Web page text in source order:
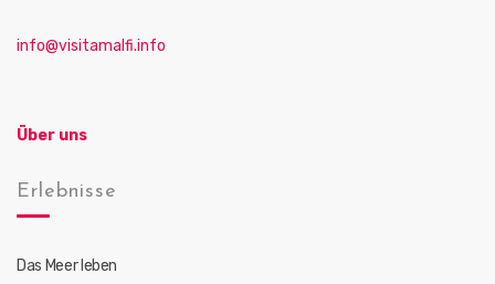
info@visitamalfi.info
Über uns
Erlebnisse
Das Meer leben